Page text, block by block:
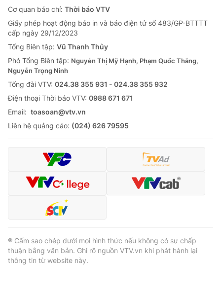
Cơ quan báo chí: Thời báo VTV
Giấy phép hoạt động báo in và báo điện tử số 483/GP-BTTTT
cấp ngày 29/12/2023
Tổng Biên tập: Vũ Thanh Thủy
Phó Tổng Biên tập: Nguyễn Thị Mỹ Hạnh, Phạm Quốc Thắng,
Nguyễn Trọng Ninh
Tổng đài VTV: 024.38 355 931 - 024.38 355 932
Ðiện thoại Thời báo VTV: 0988 671 671
Email: toasoan@vtv.vn
Liên hệ quảng cáo: (024) 626 79595
® Cấm sao chép dưới mọi hình thức nếu không có sự chấp
thuận bằng văn bản. Ghi rõ nguồn VTV.vn khi phát hành lại
thông tin từ website này.